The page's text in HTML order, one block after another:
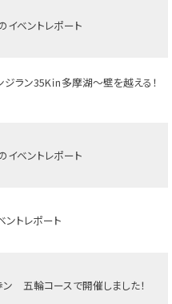
イベントレポート
ジラン35K㏌多摩湖～壁を越える！
イベントレポート
ントレポート
五輪コースで開催しました！